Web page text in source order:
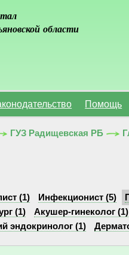
области
Помощь
ГУЗ Радищевская РБ
(1) Инфекционист (5)
(1) Акушер-гинеколог (1)
эндокринолог (1)